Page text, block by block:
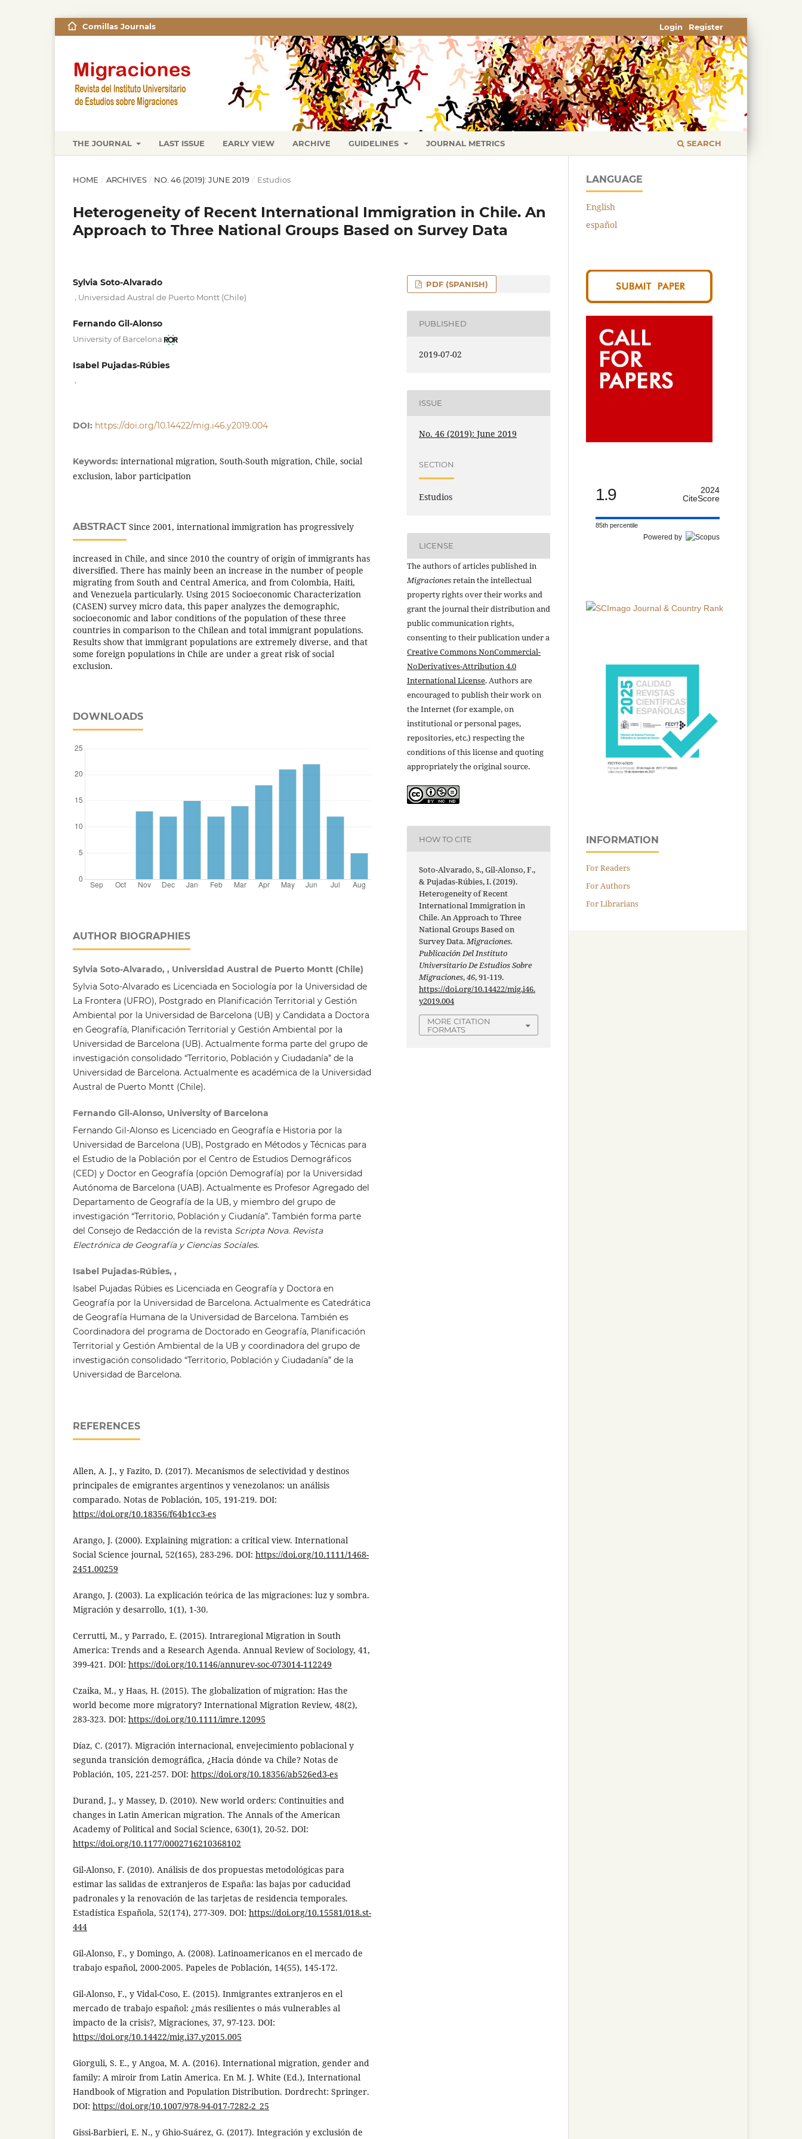
THE JOURNAL LAST ISSUE EARLY VIEW ARCHIVE GUIDELINES JOURNAL METRICS SEARCH
Comillas Journals Register
Login
HOME / ARCHIVES / NO. 46 (2019): JUNE 2019 / Estudios
Heterogeneity of Recent International Immigration in Chile. An
Approach to Three National Groups Based on Survey Data
Sylvia Soto-Alvarado
Universidad Austral de Puerto Montt (Chile)
Fernando Gil-Alonso
University of Barcelona
Isabel Pujadas-Rúbies
DOI: https://doi.org/10.14422/mig.i46.y2019.004
Keywords: international migration, South-South migration, Chile, social
exclusion, labor participation
ABSTRACT Since 2001, international immigration has progressively
increased in Chile, and since 2010 the country of origin of immigrants has
diversified. There has mainly been an increase in the number of people
migrating from South and Central America, and from Colombia, Haiti,
and Venezuela particularly. Using 2015 Socioeconomic Characterization
(CASEN) survey micro data, this paper analyzes the demographic,
socioeconomic and labor conditions of the population of these three
countries in comparison to the Chilean and total immigrant populations.
Results show that immigrant populations are extremely diverse, and that
some foreign populations in Chile are under a great risk of social
exclusion.
DOWNLOADS
AUTHOR BIOGRAPHIES
Sylvia Soto-Alvarado, , Universidad Austral de Puerto Montt (Chile)
Sylvia Soto-Alvarado es Licenciada en Sociología por la Universidad de
La Frontera (UFRO), Postgrado en Planificación Territorial y Gestión
Ambiental por la Universidad de Barcelona (UB) y Candidata a Doctora
en Geografía, Planificación Territorial y Gestión Ambiental por la
Universidad de Barcelona (UB). Actualmente forma parte del grupo de
investigación consolidado “Territorio, Población y Ciudadanía” de la
Universidad de Barcelona. Actualmente es académica de la Universidad
Austral de Puerto Montt (Chile).
Fernando Gil-Alonso, University of Barcelona
Fernando Gil-Alonso es Licenciado en Geografía e Historia por la
Universidad de Barcelona (UB), Postgrado en Métodos y Técnicas para
el Estudio de la Población por el Centro de Estudios Demográficos
(CED) y Doctor en Geografía (opción Demografía) por la Universidad
Autónoma de Barcelona (UAB). Actualmente es Profesor Agregado del
Departamento de Geografía de la UB, y miembro del grupo de
investigación “Territorio, Población y Ciudanía”. También forma parte
del Consejo de Redacción de la revista Scripta Nova. Revista
Electrónica de Geografía y Ciencias Sociales.
Isabel Pujadas-Rúbies, ,
Isabel Pujadas Rúbies es Licenciada en Geografía y Doctora en
Geografía por la Universidad de Barcelona. Actualmente es Catedrática
de Geografía Humana de la Universidad de Barcelona. También es
Coordinadora del programa de Doctorado en Geografía, Planificación
Territorial y Gestión Ambiental de la UB y coordinadora del grupo de
investigación consolidado “Territorio, Población y Ciudadanía” de la
Universidad de Barcelona.
REFERENCES
Allen, A. J., y Fazito, D. (2017). Mecanismos de selectividad y destinos
principales de emigrantes argentinos y venezolanos: un análisis
comparado. Notas de Población, 105, 191-219. DOI:
https://doi.org/10.18356/f64b1cc3-es
Arango, J. (2000). Explaining migration: a critical view. International
Social Science journal, 52(165), 283-296. DOI: https://doi.org/10.1111/1468-
2451.00259
Arango, J. (2003). La explicación teórica de las migraciones: luz y sombra.
Migración y desarrollo, 1(1), 1-30.
Cerrutti, M., y Parrado, E. (2015). Intraregional Migration in South
America: Trends and a Research Agenda. Annual Review of Sociology, 41,
399-421. DOI: https://doi.org/10.1146/annurev-soc-073014-112249
Czaika, M., y Haas, H. (2015). The globalization of migration: Has the
world become more migratory? International Migration Review, 48(2),
283-323. DOI: https://doi.org/10.1111/imre.12095
Díaz, C. (2017). Migración internacional, envejecimiento poblacional y
segunda transición demográfica, ¿Hacia dónde va Chile? Notas de
Población, 105, 221-257. DOI: https://doi.org/10.18356/ab526ed3-es
Durand, J., y Massey, D. (2010). New world orders: Continuities and
changes in Latin American migration. The Annals of the American
Academy of Political and Social Science, 630(1), 20-52. DOI:
https://doi.org/10.1177/0002716210368102
Gil-Alonso, F. (2010). Análisis de dos propuestas metodológicas para
estimar las salidas de extranjeros de España: las bajas por caducidad
padronales y la renovación de las tarjetas de residencia temporales.
Estadística Española, 52(174), 277-309. DOI: https://doi.org/10.15581/018.st-
444
Gil-Alonso, F., y Domingo, A. (2008). Latinoamericanos en el mercado de
trabajo español, 2000-2005. Papeles de Población, 14(55), 145-172.
Gil-Alonso, F., y Vidal-Coso, E. (2015). Inmigrantes extranjeros en el
mercado de trabajo español: ¿más resilientes o más vulnerables al
impacto de la crisis?, Migraciones, 37, 97-123. DOI:
https://doi.org/10.14422/mig.i37.y2015.005
Giorguli, S. E., y Angoa, M. A. (2016). International migration, gender and
family: A miroir from Latin America. En M. J. White (Ed.), International
Handbook of Migration and Population Distribution. Dordrecht: Springer.
DOI: https://doi.org/10.1007/978-94-017-7282-2_25
Gissi-Barbieri, E. N., y Ghio-Suárez, G. (2017). Integración y exclusión de
PDF (SPANISH)
PUBLISHED
2019-07-02
ISSUE
No. 46 (2019): June 2019
SECTION
Estudios
LICENSE
The authors of articles published in
Migracionesretain the intellectual
property rights over their works and
grant the journal their distribution and
public communication rights,
consenting to their publication under a
Creative Commons NonCommercial-
NoDerivatives-Attribution 4.0
International License. Authors are
encouraged to publish their work on
the Internet (for example, on
institutional or personal pages,
repositories, etc.) respecting the
conditions of this license and quoting
appropriately the original source.
HOW TO CITE
Soto-Alvarado, S., Gil-Alonso, F.,
& Pujadas-Rúbies, I. (2019).
Heterogeneity of Recent
International Immigration in
Chile. An Approach to Three
National Groups Based on
Survey Data.Migraciones.
Publicación Del Instituto
Universitario De Estudios Sobre
Migraciones,46, 91-119.
https://doi.org/10.14422/mig.i46.
y2019.004
MORE CITATION
FORMATS
LANGUAGE
English
español
1.9
2024
CiteScore
85th percentile
Powered by
INFORMATION
For Readers
For Authors
For Librarians